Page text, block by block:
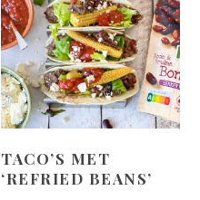
TACO’S MET
‘REFRIED BEANS’